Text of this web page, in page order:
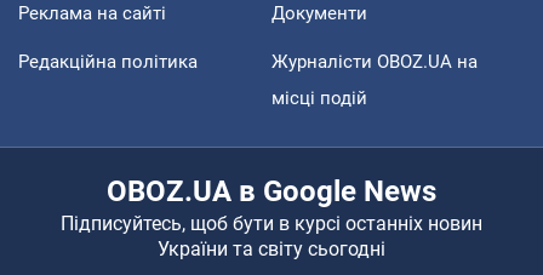
Реклама на сайті Документи
Редакційна політика
Журналісти OBOZ.UA на
місці подій
OBOZ.UA в Google News
Підписуйтесь, щоб бути в курсі останніх новин
України та світу сьогодні